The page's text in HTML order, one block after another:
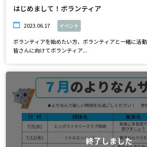
はじめまして！ボランティア
2023.06.17 イベント
ボランティアを始めたい方、ボランティアと一緒に活
皆さんに向けてボランティア...
終了しました